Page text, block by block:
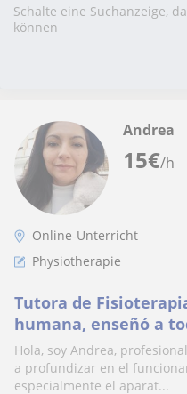
Schalte eine Suchanzeige,
können
15€/h
Andrea
Online-Unterricht
Physiotherapie
Tutora de
humana, enseñó a
Hola, soy Andrea,
a profundizar en el
especialmente el aparat...